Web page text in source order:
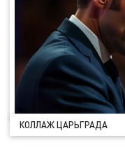
КОЛЛАЖ ЦАРЬГРАДА